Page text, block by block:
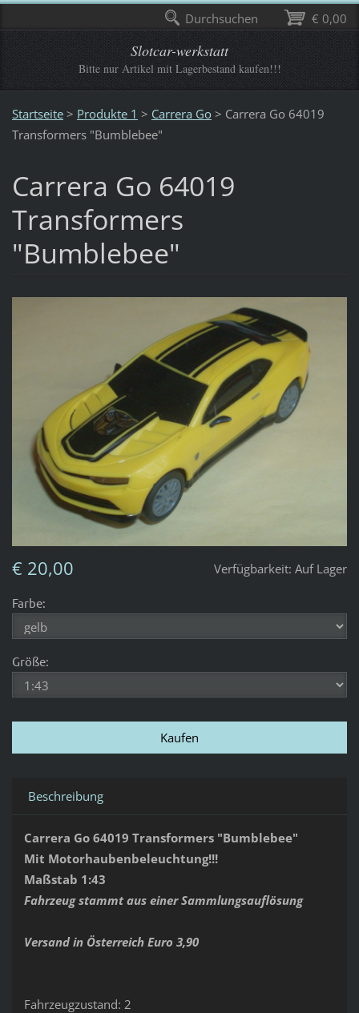
Slotcar-werkstatt
Bitte nur Artikel mit Lagerbestand kaufen!!!
Startseite > Produkte 1 > Carrera Go > Carrera Go 64019
Transformers "Bumblebee"
Carrera Go 64019
Transformers
"Bumblebee"
Verfügbarkeit: Auf Lager
€ 20,00
Farbe:
Größe:
Beschreibung
Carrera Go 64019 Transformers "Bumblebee"
Mit Motorhaubenbeleuchtung!!!
Maßstab 1:43
Fahrzeug stammt aus einer Sammlungsauflösung
Versand in Österreich Euro 3,90
Fahrzeugzustand: 2
€ 0,00
Durchsuchen